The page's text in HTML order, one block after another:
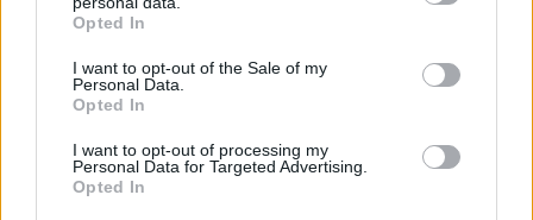
grant or deny consent to Google and its third-party tags to
use your data for below specified purposes in below Google
consent section.
Opted In
I want to opt-out of the Sale of my
Personal Data.
Opted In
I want to opt-out of processing my
Personal Data for Targeted Advertising.
Opted In
σας κι εκείνη ανταποκρίνεται, να ξέρετε ότι αυτός ο
με εσας σας αγαπούσε πραγματικά ,δεν θα έκανε
τίποτα. Οπότε σε αυτήν την περίπτωση προχωράτε τη
αξίζει. Δεν καταστρέφετε τη ζωή σας και των άλλων
για κανένα λογο.